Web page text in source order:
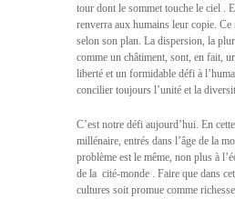
tour dont le sommet touche le ciel .
renverra aux humains leur copie. Ce
selon son plan. La dispersion, la
comme un châtiment, sont, en fait,
liberté et un formidable défi à
concilier toujours l’unité et la
C’est notre défi aujourd’hui. En
millénaire, entrés dans l’âge de la
problème est le même, non plus à
de la  cité-monde . Faire que dans
cultures soit promue comme